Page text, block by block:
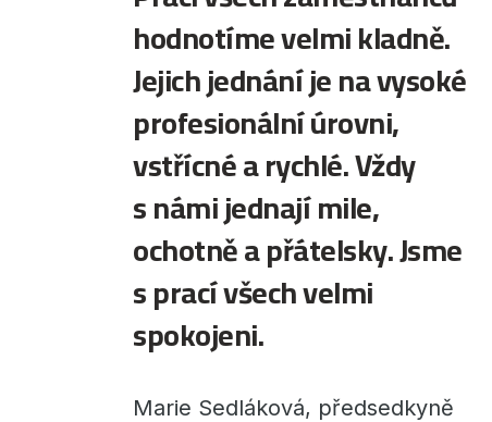
hodnotíme velmi kladně.
Jejich jednání je na vysoké
profesionální úrovni,
vstřícné a rychlé. Vždy
s námi jednají mile,
ochotně a přátelsky. Jsme
s prací všech velmi
spokojeni.
Marie Sedláková, předsedkyně